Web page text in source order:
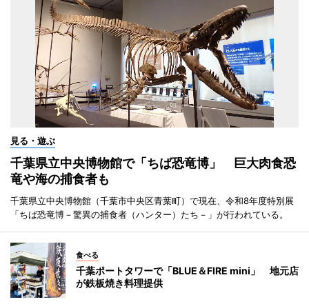
見る・遊ぶ
千葉県立中央博物館で「ちば恐竜博」 巨大肉食恐
竜や海の捕食者も
千葉県立中央博物館（千葉市中央区青葉町）で現在、令和8年度特別展
「ちば恐竜博－驚異の捕食者（ハンター）たち－」が行われている。
食べる
千葉ポートタワーで「BLUE＆FIRE mini」 地元店
が鉄板焼き料理提供